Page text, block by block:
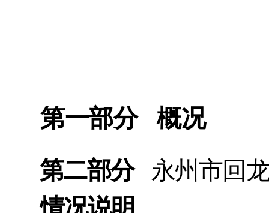
第一部分
概况
第二部分
永州市回